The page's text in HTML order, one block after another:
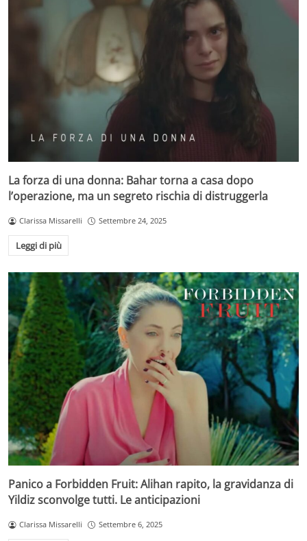
La forza di una donna: Bahar torna a casa dopo
l’operazione, ma un segreto rischia di distruggerla
Clarissa Missarelli Settembre 24, 2025
Leggi di più
Panico a Forbidden Fruit: Alihan rapito, la gravidanza di
Yildiz sconvolge tutti. Le anticipazioni
Clarissa Missarelli Settembre 6, 2025